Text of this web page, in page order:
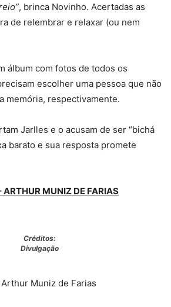
, brinca Novinho. Acertadas as
de relembrar e relaxar (ou nem
álbum com fotos de todos os
escolher uma pessoa que não
memória, respectivamente.
Jarlles e o acusam de ser “bichá
barato e sua resposta promete
MUNIZ DE FARIAS
Créditos:
Divulgação
Arthur Muniz de Farias